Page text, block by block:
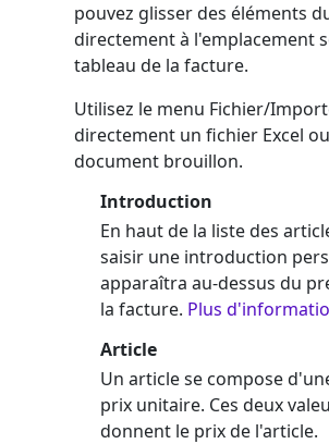
pouvez glisser des éléments
directement à l'emplacement
tableau de la facture.
Utilisez le menu Fichier/
directement un fichier Excel
document brouillon.
Introduction
En haut de la liste des
saisir une introduction
apparaîtra au-dessus du
la facture. Plus
Article
Un article se compose
prix unitaire. Ces deux
donnent le prix de l'article.